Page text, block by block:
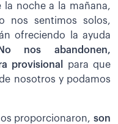
la noche a la mañana,
nos sentimos solos,
ofreciendo la ayuda
nos abandonen,
provisional
para que
nosotros y podamos
proporcionaron, son